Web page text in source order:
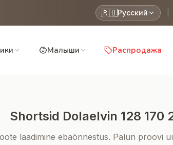
🇷🇺Русский
Малыши Распродажа
Shortsid Dolaelvin 128 170
laadimine ebaõnnestus. Palun proovi